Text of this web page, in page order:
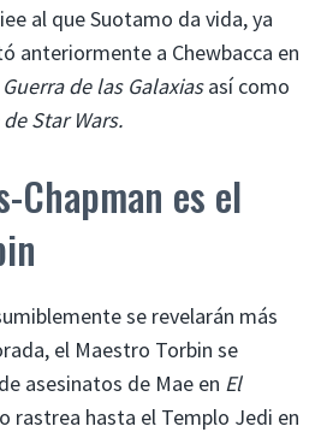
al que Suotamo da vida, ya
anteriormente a Chewbacca en
Guerra de las Galaxiasasí como
Star Wars.
Chapman es el
se revelarán más
el Maestro Torbin se
asesinatos de Mae en El
rastrea hasta el Templo Jedi en